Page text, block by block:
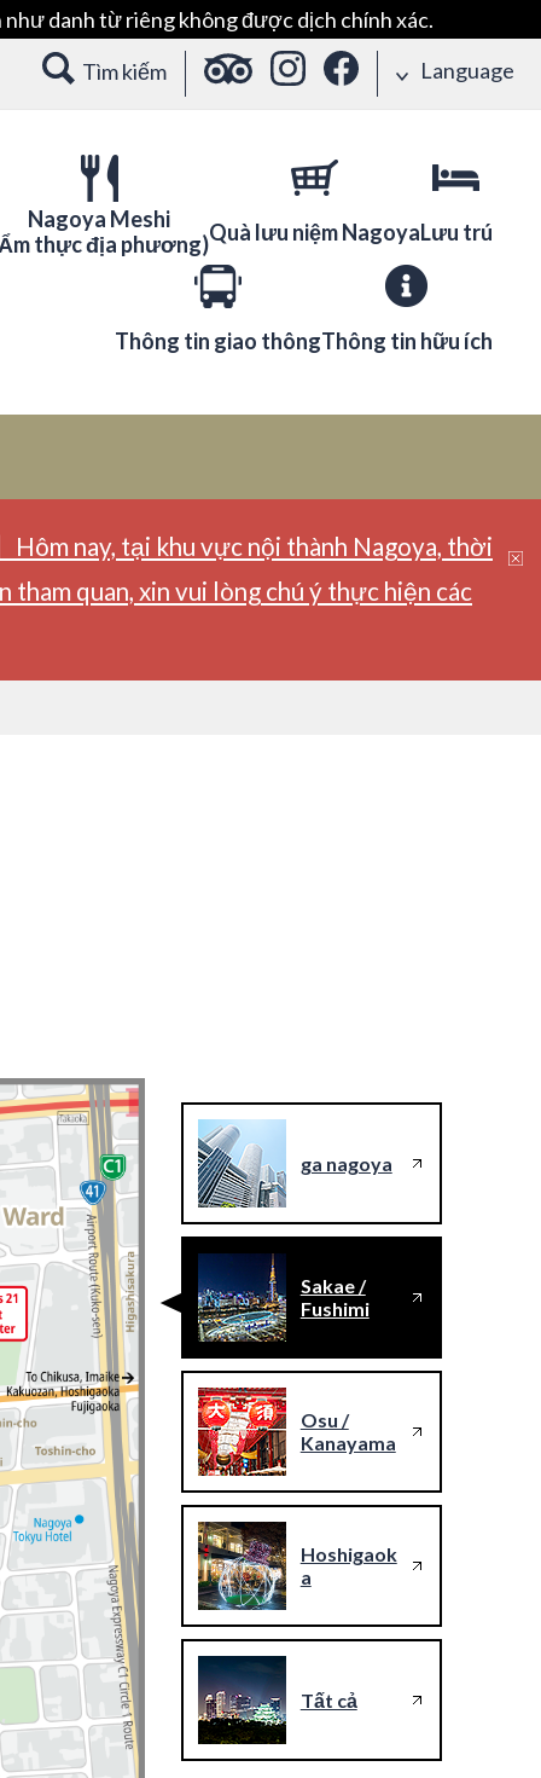
như danh từ riêng không được dịch chính xác.
Tìm kiếm Language
Nagoya Meshi
thực địa phương)Quà lưu niệm NagoyaLưu trú
Thông tin giao thôngThông tin hữu ích
Hôm nay, tại khu vực nội thành Nagoya, thời
quan, xin vui lòng chú ý thực hiện các
ga nagoya
Sakae /
Fushimi
Osu /
Kanayama
Hoshigaok
a
Tất cả